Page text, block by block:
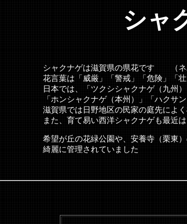
シャ
賀県の県花です （ネパール
「警戒」「危険」「壮厳」とも
シシャクナゲ（九州）」「ヤクシ
本州）」「ハクサンシャクナゲ」
区の民家の庭先によく植え
洋シャクナゲも最近は良く見
園や、安養寺（栗東）の庭園に立
されていました